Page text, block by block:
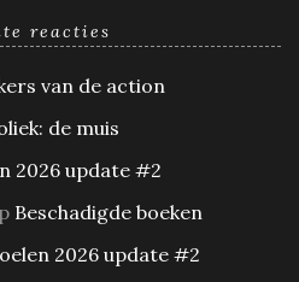
reacties
van de action
de muis
2026 update #2
Beschadigde boeken
2026 update #2